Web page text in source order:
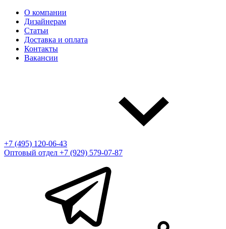
О компании
Дизайнерам
Статьи
Доставка и оплата
Контакты
Вакансии
+7 (495) 120-06-43
Оптовый отдел +7 (929) 579-07-87